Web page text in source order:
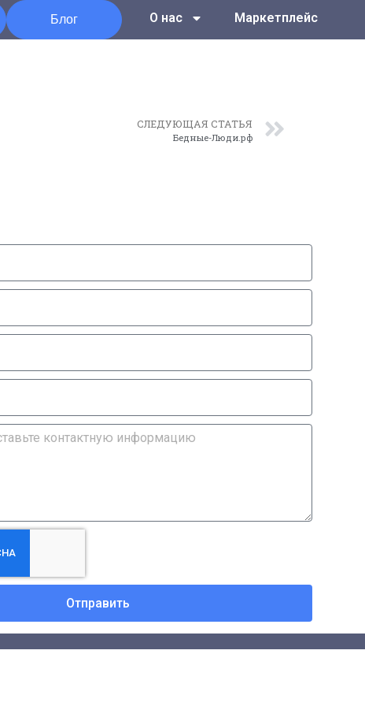
Блог О нас Маркетплейс
СЛЕДУЮЩАЯ СТАТЬЯ
Бедные-Люди.рф
Отправить